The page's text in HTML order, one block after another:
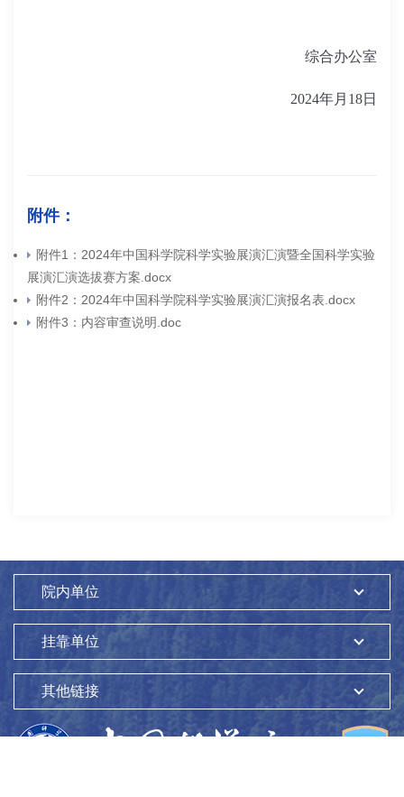
综合办公室
2024年月18日
附件：
附件1：2024年中国科学院科学实验展演汇演暨全国科学实验
展演汇演选拔赛方案.docx
附件2：2024年中国科学院科学实验展演汇演报名表.docx
附件3：内容审查说明.doc
院内单位
挂靠单位
其他链接